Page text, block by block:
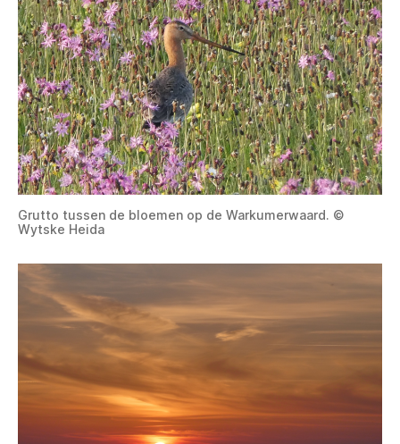
Grutto tussen de bloemen op de Warkumerwaard. ©
Wytske Heida